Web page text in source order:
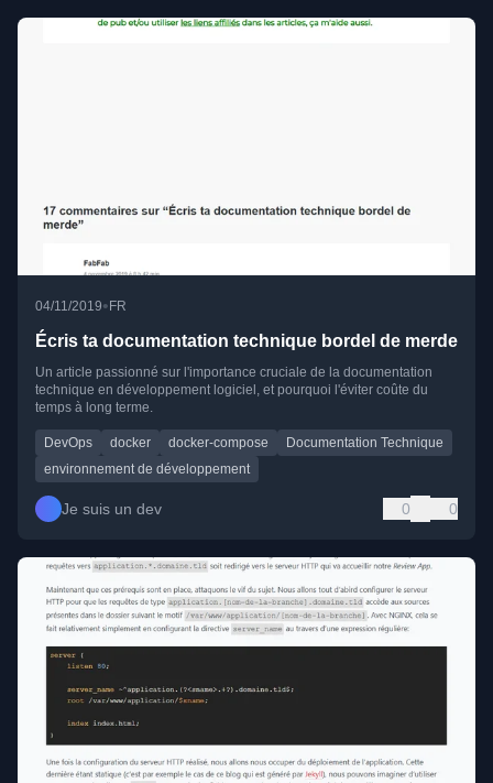
04/11/2019• FR
Écris ta documentation technique bordel de merde
Un article passionné sur l'importance cruciale de la documentation
technique en développement logiciel, et pourquoi l'éviter coûte du
temps à long terme.
DevOps docker docker-compose
Documentation Technique
environnement de développement
Je suis un dev 0 0